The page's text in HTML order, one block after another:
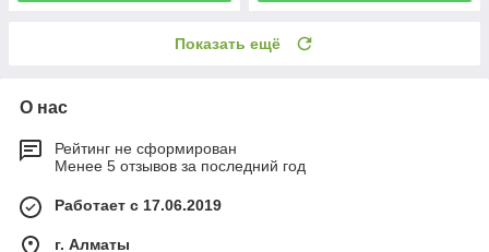
Показать ещё
О нас
Рейтинг не сформирован
Менее 5 отзывов за последний год
Работает с 17.06.2019
г. Алматы